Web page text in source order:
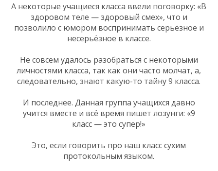
А некоторые учащиеся класса ввели поговорку: «В
здоровом теле — здоровый смех», что и
позволило с юмором воспринимать серьёзное и
несерьёзное в классе.
Не совсем удалось разобраться с некоторыми
личностями класса, так как они часто молчат, а,
следовательно, знают какую-то тайну 9 класса.
И последнее. Данная группа учащихся давно
учится вместе и всё время пишет лозунги: «9
класс — это супер!»
Это, если говорить про наш класс сухим
протокольным языком.